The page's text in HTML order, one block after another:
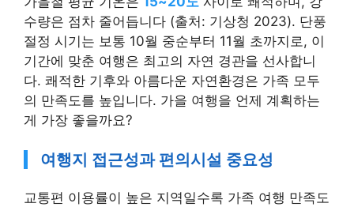
수량은 점차 줄어듭니다 (출처: 기상청 2023). 단풍
절정 시기는 보통 10월 중순부터 11월 초까지로, 이
기간에 맞춘 여행은 최고의 자연 경관을 선사합니
다. 쾌적한 기후와 아름다운 자연환경은 가족 모두
의 만족도를 높입니다. 가을 여행을 언제 계획하는
게 가장 좋을까요?
여행지 접근성과 편의시설 중요성
교통편 이용률이 높은 지역일수록 가족 여행 만족도